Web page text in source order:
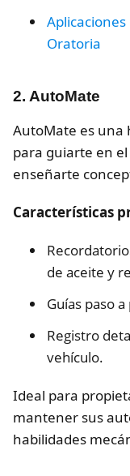
Oratoria
2. AutoMate
AutoMate es una
para guiarte en
enseñarte
Características
de aceite y
Guías paso
Registro
vehículo.
Ideal para
mantener sus
habilidades